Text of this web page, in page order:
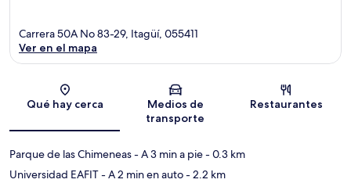
Sección del mapa
Carrera 50A No 83-29, Itagüí, 055411
Ver en el mapa
Qué hay cerca
Medios de
transporte
Restaurantes
Parque de las Chimeneas- A 3 min a pie- 0.3 km
Universidad EAFIT- A 2 min en auto- 2.2 km